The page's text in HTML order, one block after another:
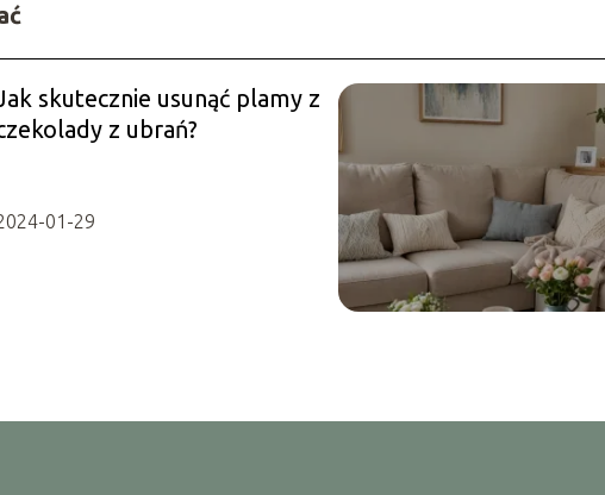
skutecznie usunąć plamy z
z ubrań?
01-29